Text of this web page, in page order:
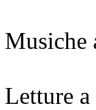
Musiche
Letture